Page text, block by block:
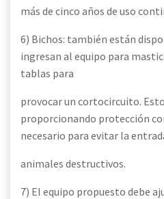
más de cinco años de uso
6) Bichos: también están
ingresan al equipo para
tablas para
provocar un cortocircuito.
proporcionando protección
necesario para evitar la
animales destructivos.
7) El equipo propuesto debe